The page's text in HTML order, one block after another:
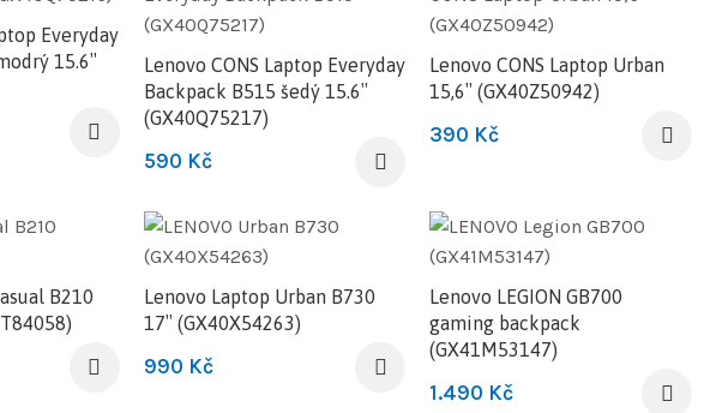
Everyday
15.6″
Lenovo CONS Laptop Everyday
Backpack B515 šedý 15.6″
(GX40Q75217)
590 Kč
Lenovo CONS Laptop Urban
15,6″ (GX40Z50942)
390 Kč
B210
Lenovo Laptop Urban B730
17″ (GX40X54263)
990 Kč
Lenovo LEGION GB700
gaming backpack
(GX41M53147)
1.490 Kč